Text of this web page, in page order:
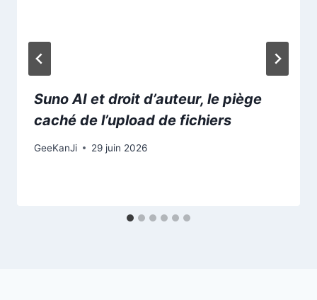
Suno AI et droit d’auteur, le piège
caché de l’upload de fichiers
GeeKanJi 29 juin 2026